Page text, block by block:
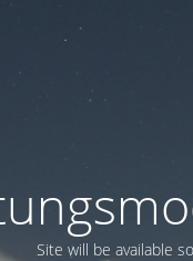
Site will be available